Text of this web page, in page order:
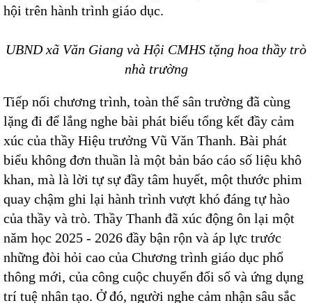
hội trên hành trình giáo dục.
UBND xã Văn Giang và Hội CMHS tặng hoa thầy trò
nhà trường
Tiếp nối chương trình, toàn thể sân trường đã cùng
lặng đi để lắng nghe bài phát biểu tổng kết đầy cảm
xúc của thầy Hiệu trưởng Vũ Văn Thanh. Bài phát
biểu không đơn thuần là một bản báo cáo số liệu khô
khan, mà là lời tự sự đầy tâm huyết, một thước phim
quay chậm ghi lại hành trình vượt khó đáng tự hào
của thầy và trò. Thầy Thanh đã xúc động ôn lại một
năm học 2025 - 2026 đầy bận rộn và áp lực trước
những đòi hỏi cao của Chương trình giáo dục phổ
thông mới, của công cuộc chuyển đổi số và ứng dụng
trí tuệ nhân tạo. Ở đó, người nghe cảm nhận sâu sắc